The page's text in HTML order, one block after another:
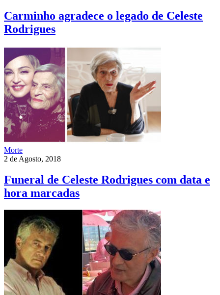
Carminho agradece o legado de Celeste
Rodrigues
Morte
2 de Agosto, 2018
Funeral de Celeste Rodrigues com data e
hora marcadas